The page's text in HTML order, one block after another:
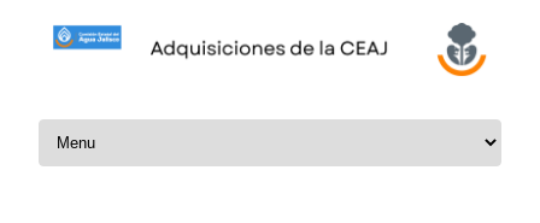
Skip to content